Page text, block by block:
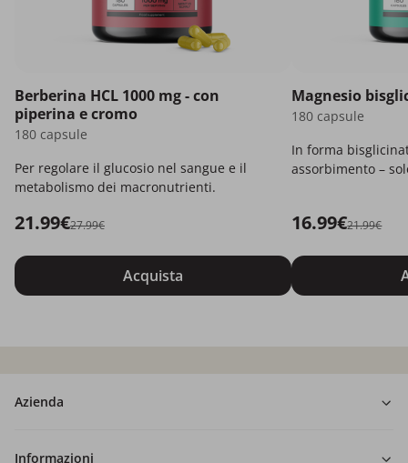
Berberina HCL 1000 mg - con
piperina e cromo
180 capsule
Per regolare il glucosio nel sangue e il
metabolismo dei macronutrienti.
21.99€27.99€
Acquista
Magnesio
180 capsule
In forma
assorbimento –
16.99€21.99€
Azienda
Informazioni